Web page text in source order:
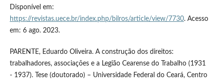
Disponível em:
https://revistas.uece.br/index.php/bilros/article/view/7730. Acesso
em: 6 ago. 2023.
PARENTE, Eduardo Oliveira. A construção dos direitos:
trabalhadores, associações e a Legião Cearense do Trabalho (1931
- 1937). Tese (doutorado) – Universidade Federal do Ceará, Centro